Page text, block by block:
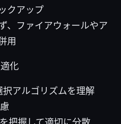
クアップ
、ファイアウォールやア
用
化
択アルゴリズムを理解